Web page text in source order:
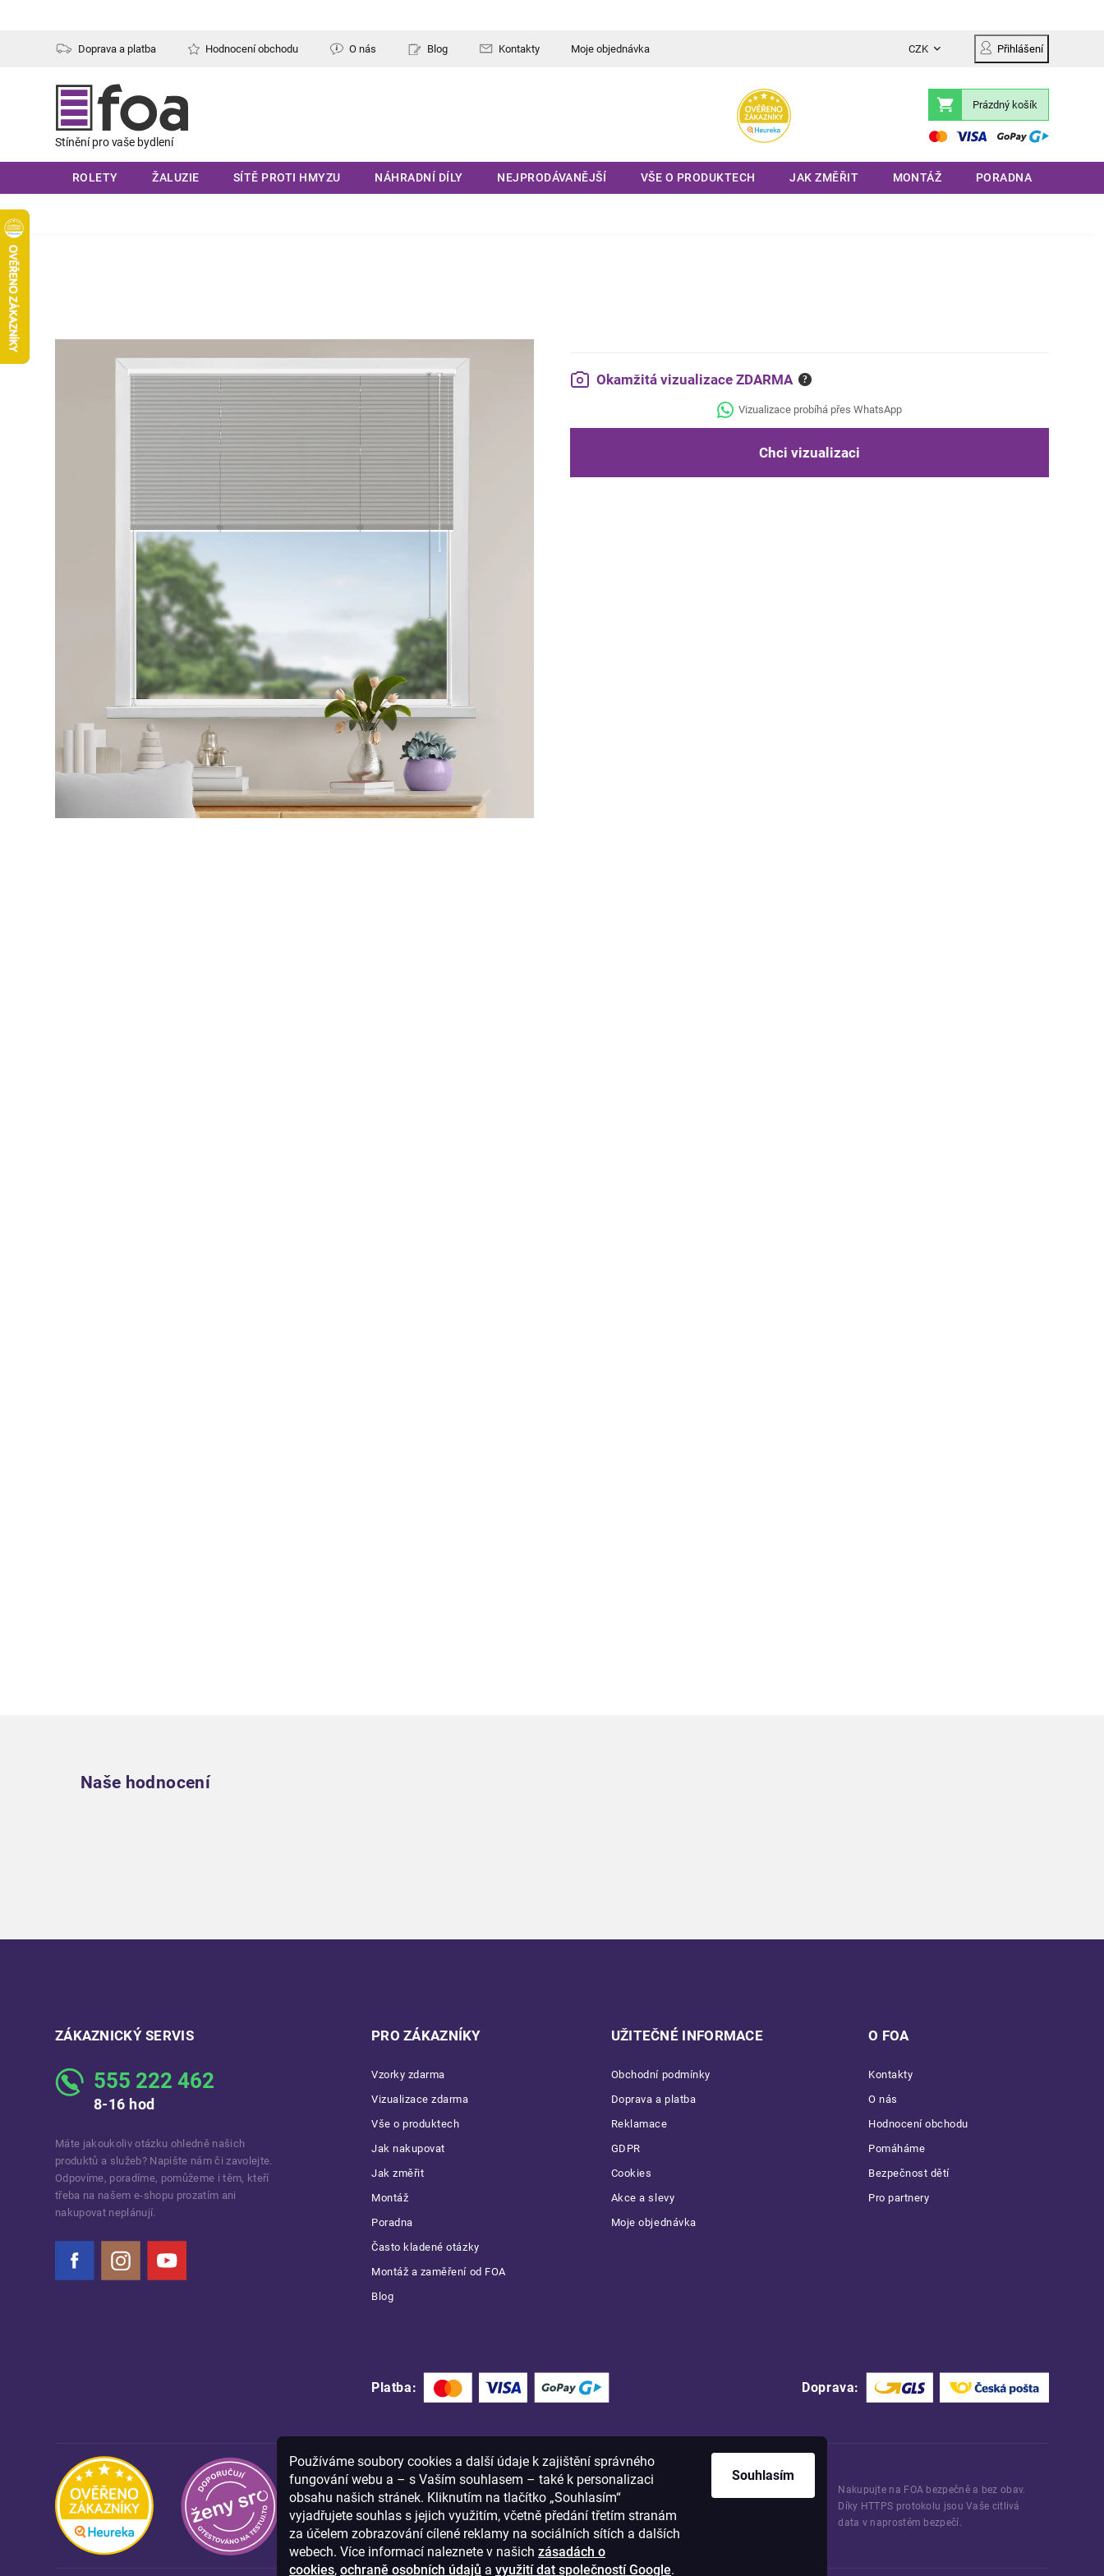
Používáme soubory cookies a další údaje k zajištění správného
fungování webu a – s Vaším souhlasem – také k personalizaci
obsahu našich stránek. Kliknutím na tlačítko „Souhlasím“
vyjadřujete souhlas s jejich využitím, včetně předání třetím stranám
za účelem zobrazování cílené reklamy na sociálních sítích a dalších
webech. Více informací naleznete v našich zásadách o
cookies, ochraně osobních údajů a využití dat společností Google.
Souhlasím
Doprava a platba Hodnocení obchodu O nás Blog Kontakty Moje objednávka CZK Přihlášení
Nákupní
košík
Prázdný košík
ROLETY ŽALUZIE SÍTĚ PROTI HMYZU NÁHRADNÍ DÍLY NEJPRODÁVANĚJŠÍ VŠE O PRODUKTECH JAK ZMĚŘIT MONTÁŽ PORADNA
Okamžitá vizualizace ZDARMA ?
Vizualizace probíhá přes WhatsApp
Chci vizualizaci
Naše hodnocení
ZÁKAZNICKÝ SERVIS
555 222 462
8-16 hod
Máte jakoukoliv otázku ohledně našich
produktů a služeb? Napište nám či zavolejte.
Odpovíme, poradíme, pomůžeme i těm, kteří
třeba na našem e-shopu prozatím ani
nakupovat neplánují.
Instagram
PRO ZÁKAZNÍKY
Vzorky zdarma
Vizualizace zdarma
Vše o produktech
Jak nakupovat
Jak změřit
Montáž
Poradna
Často kladené otázky
Montáž a zaměření od FOA
Blog
UŽITEČNÉ INFORMACE
Obchodní podmínky
Doprava a platba
Reklamace
GDPR
Cookies
Akce a slevy
Moje objednávka
O FOA
Kontakty
O nás
Hodnocení obchodu
Pomáháme
Bezpečnost dětí
Pro partnery
Platba: Doprava:
Nakupujte na FOA bezpečně a bez obav.
Díky HTTPS protokolu jsou Vaše citlivá
data v naprostém bezpečí.